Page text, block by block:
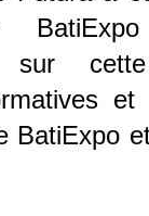
sur
et
BatiExpo